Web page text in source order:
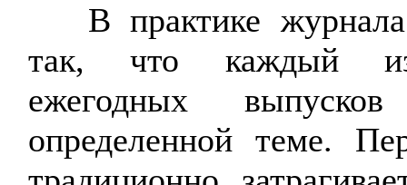
В практике журнала
так, что каждый
ежегодных
определенной теме.